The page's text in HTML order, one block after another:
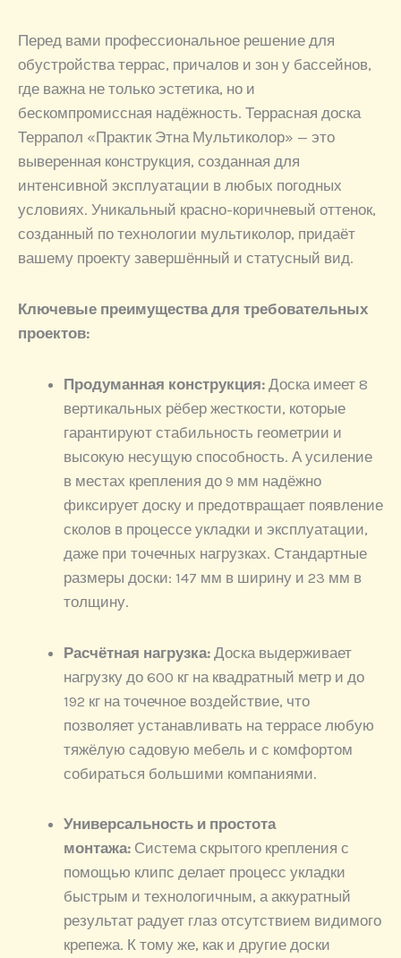
Перед вами профессиональное решение для
обустройства террас, причалов и зон у бассейнов,
где важна не только эстетика, но и
бескомпромиссная надёжность. Террасная доска
Террапол «Практик Этна Мультиколор» — это
выверенная конструкция, созданная для
интенсивной эксплуатации в любых погодных
условиях. Уникальный красно-коричневый оттенок,
созданный по технологии мультиколор, придаёт
вашему проекту завершённый и статусный вид.
Ключевые преимущества для требовательных
проектов:
Продуманная конструкция: Доска имеет 8
вертикальных рёбер жесткости, которые
гарантируют стабильность геометрии и
высокую несущую способность. А усиление
в местах крепления до 9 мм надёжно
фиксирует доску и предотвращает появление
сколов в процессе укладки и эксплуатации,
даже при точечных нагрузках. Стандартные
размеры доски: 147 мм в ширину и 23 мм в
толщину.
Расчётная нагрузка: Доска выдерживает
нагрузку до 600 кг на квадратный метр и до
192 кг на точечное воздействие, что
позволяет устанавливать на террасе любую
тяжёлую садовую мебель и с комфортом
собираться большими компаниями.
Универсальность и простота
монтажа: Система скрытого крепления с
помощью клипс делает процесс укладки
быстрым и технологичным, а аккуратный
результат радует глаз отсутствием видимого
крепежа. К тому же, как и другие доски